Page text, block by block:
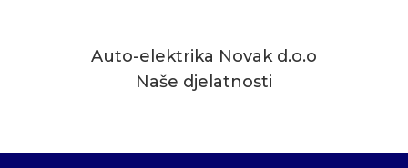
Auto-elektrika Novak d.o.o
Naše djelatnosti